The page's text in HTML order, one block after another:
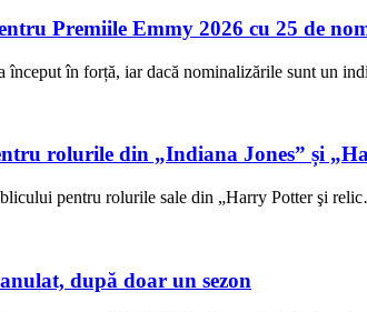
Premiile Emmy 2026 cu 25 de
început în forță, iar dacă nominalizările sunt un
rolurile din „Indiana Jones” și
pentru rolurile sale din „Harry Potter şi
după doar un sezon